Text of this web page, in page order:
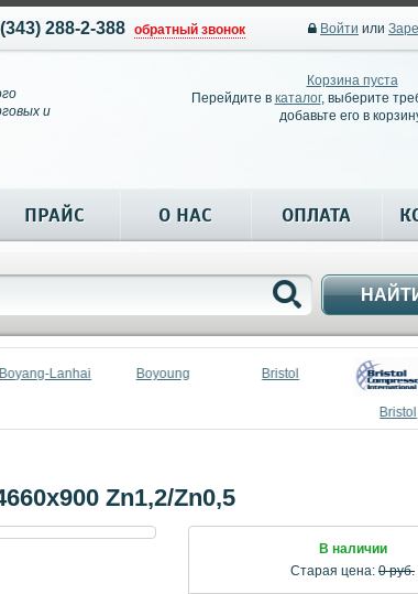
288-2-388 обратный звонок Войти или
и
Корзина пуста
Перейдите в каталог, выберите
добавьте его в
ПРАЙС О НАС ОПЛАТА
Boyang-Lanhai Boyoung Bristol
Bristol
Zn1,2/Zn0,5
В наличии
Старая цена: 0 руб.